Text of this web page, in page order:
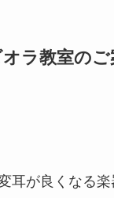
ラ教室のご
耳が良くなる